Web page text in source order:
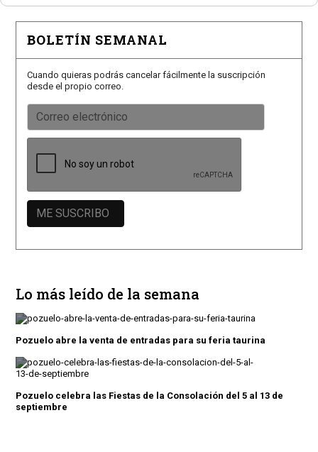
BOLETÍN SEMANAL
Cuando quieras podrás cancelar fácilmente la suscripción
desde el propio correo.
Lo más leído de la semana
Pozuelo abre la venta de entradas para su feria taurina
Pozuelo celebra las Fiestas de la Consolación del 5 al 13 de
septiembre